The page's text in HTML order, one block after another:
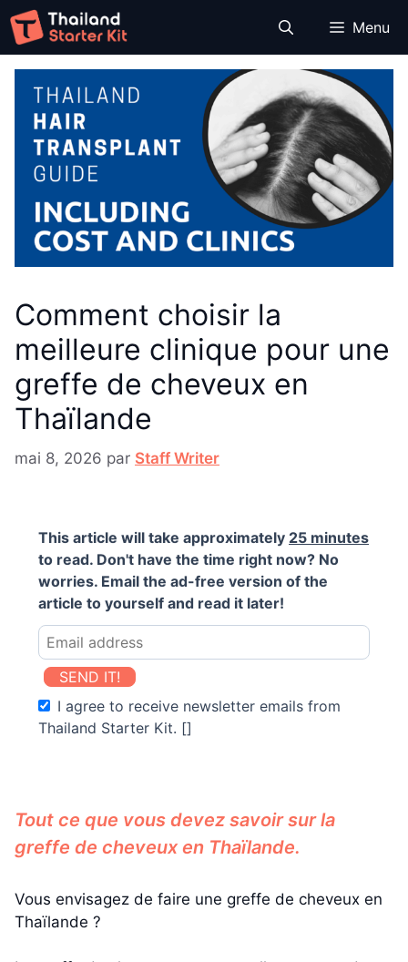
Aller
au
contenu
Menu
Comment choisir la
meilleure clinique pour une
greffe de cheveux en
Thaïlande
mai 8, 2026 par Staff Writer
This article will take approximately 25 minutes
to read. Don't have the time right now? No
worries. Email the ad-free version of the
article to yourself and read it later!
SEND IT!
I agree to receive newsletter emails from
Thailand Starter Kit. []
Tout ce que vous devez savoir sur la
greffe de cheveux en Thaïlande.
Vous envisagez de faire une greffe de cheveux en
Thaïlande ?